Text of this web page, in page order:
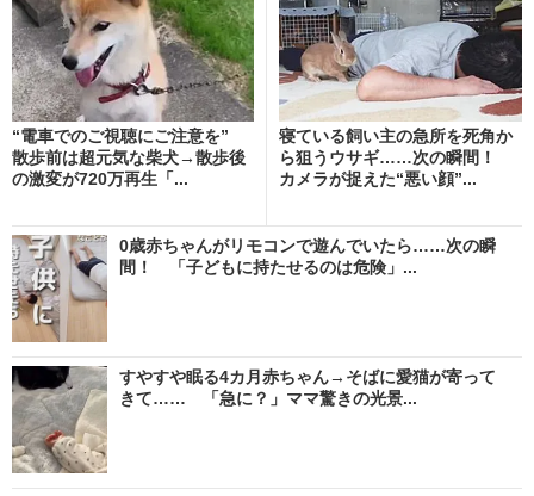
“電車でのご視聴にご注意を”
散歩前は超元気な柴犬→散歩後
の激変が720万再生「...
寝ている飼い主の急所を死角か
ら狙うウサギ……次の瞬間！
カメラが捉えた“悪い顔”...
0歳赤ちゃんがリモコンで遊んでいたら……次の瞬
間！ 「子どもに持たせるのは危険」...
すやすや眠る4カ月赤ちゃん→そばに愛猫が寄って
きて…… 「急に？」ママ驚きの光景...